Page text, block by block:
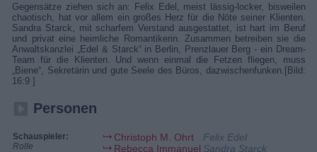
Gegensätze ziehen sich an: Felix Edel, meist lässig-locker, bisweilen
chaotisch, hat vor allem ein großes Herz für die Nöte seiner Klienten.
Sandra Starck, mit scharfem Verstand ausgestattet, ist hart im Beruf
und privat eine heimliche Romantikerin. Zusammen betreiben sie die
Anwaltskanzlei „Edel & Starck“ in Berlin, Prenzlauer Berg - ein Dream-
Team für die Klienten. Und wenn einmal die Fetzen fliegen, muss
„Biene“, Sekretärin und gute Seele des Büros, dazwischenfunken.[Bild:
16:9 ]
Personen
Schauspieler:
Rolle
Christoph M. Ohrt
Felix Edel
Rebecca Immanuel Sandra Starck